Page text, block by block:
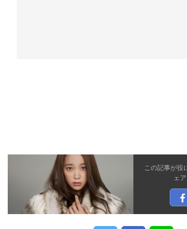
この記事が役
ェア